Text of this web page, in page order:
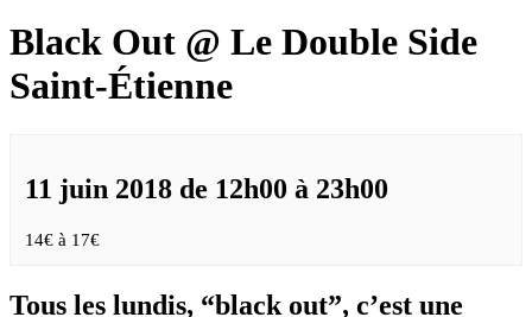
Black Out @ Le Double Side
Saint-Étienne
11 juin 2018 de 12h00 à 23h00
14€ à 17€
Tous les lundis, “black out”, c’est une